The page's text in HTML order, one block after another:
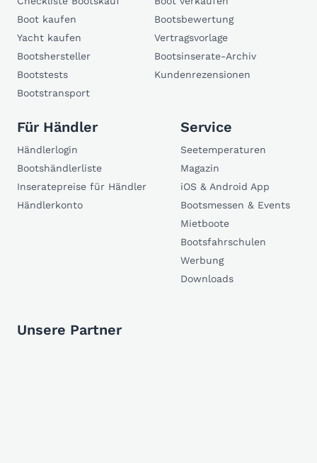
Boot kaufen
Yacht kaufen
Bootshersteller
Bootstests
Bootstransport
Bootsbewertung
Vertragsvorlage
Bootsinserate-Archiv
Kundenrezensionen
Für Händler
Händlerlogin
Bootshändlerliste
Inseratepreise für Händler
Händlerkonto
Service
Seetemperaturen
Magazin
iOS & Android App
Bootsmessen & Events
Mietboote
Bootsfahrschulen
Werbung
Downloads
Unsere Partner